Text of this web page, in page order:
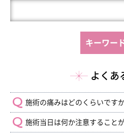
よくあ
施術の痛みはどのくらいです
施術当日は何か注意すること